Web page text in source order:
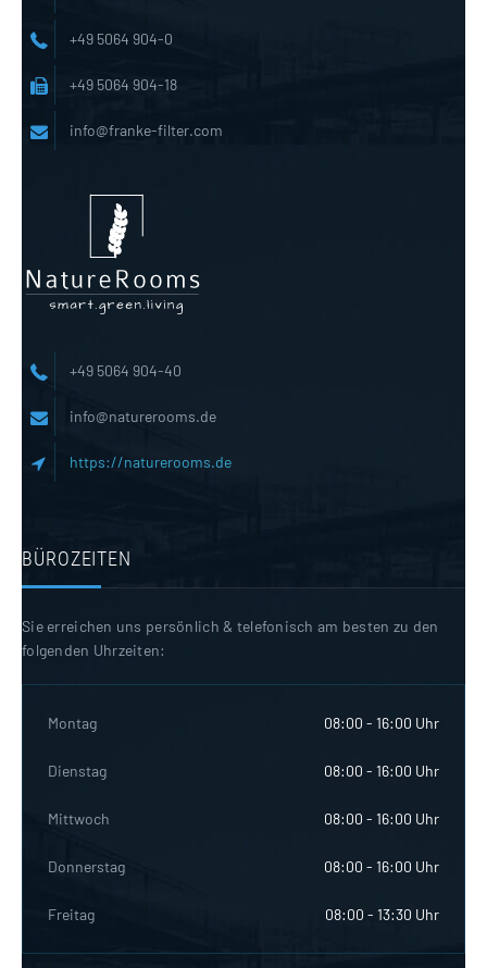
+49 5064 904-0
+49 5064 904-18
info@franke-filter.com
+49 5064 904-40
info@naturerooms.de
https://naturerooms.de
BÜROZEITEN
Sie erreichen uns persönlich & telefonisch am besten zu den
folgenden Uhrzeiten:
Montag 08:00 - 16:00 Uhr
Dienstag 08:00 - 16:00 Uhr
Mittwoch 08:00 - 16:00 Uhr
Donnerstag 08:00 - 16:00 Uhr
Freitag 08:00 - 13:30 Uhr